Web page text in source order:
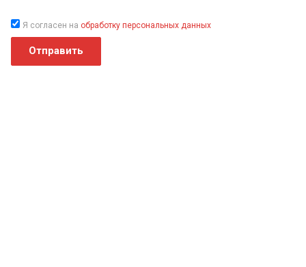
Я согласен на обработку персональных данных
Отправить